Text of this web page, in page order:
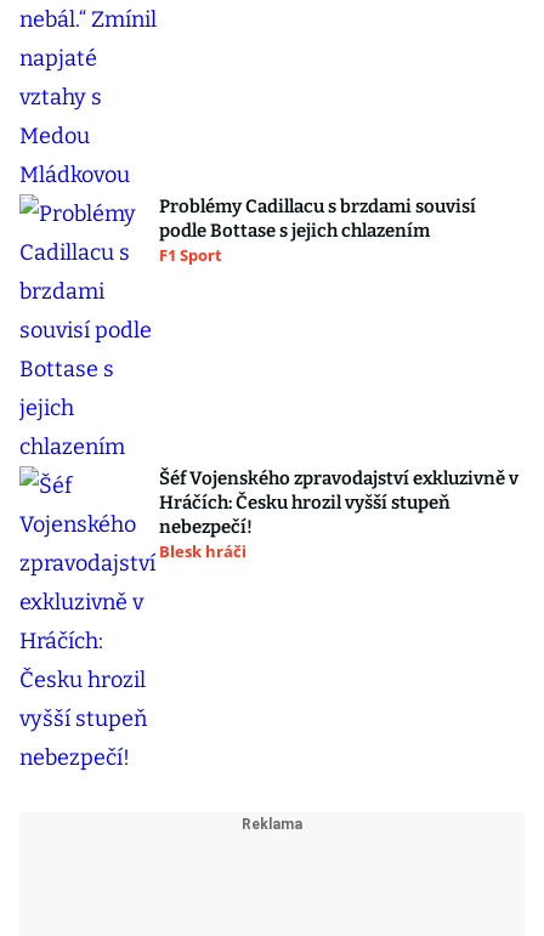
Problémy Cadillacu s brzdami souvisí
podle Bottase s jejich chlazením
F1 Sport
Šéf Vojenského zpravodajství exkluzivně v
Hráčích: Česku hrozil vyšší stupeň
nebezpečí!
Blesk hráči